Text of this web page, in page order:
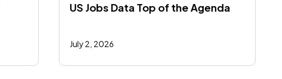
US Jobs Data Top of the Agenda
July 2, 2026